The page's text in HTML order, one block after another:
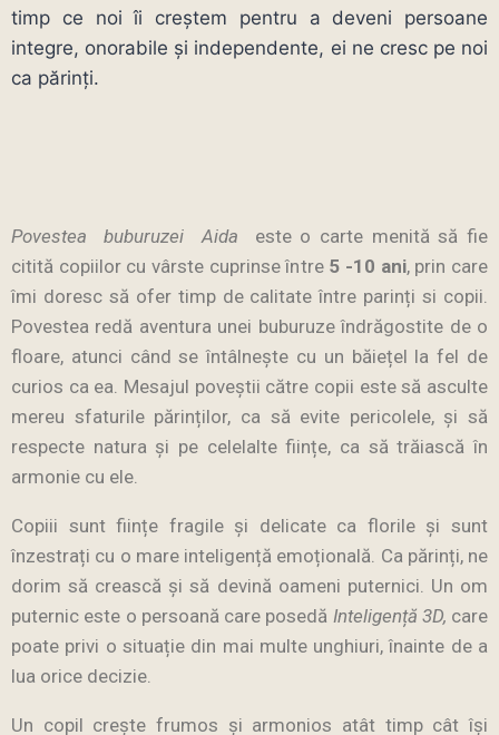
timp ce noi îi creștem pentru a deveni persoane
integre, onorabile și independente, ei ne cresc pe noi
ca părinți.
Povestea buburuzei Aida este o carte menită să fie
citită copiilor cu vârste cuprinse între 5 -10 ani, prin care
îmi doresc să ofer timp de calitate între parinți si copii.
Povestea redă aventura unei buburuze îndrăgostite de o
floare, atunci când se întâlnește cu un băiețel la fel de
curios ca ea. Mesajul poveștii către copii este să asculte
mereu sfaturile părinților, ca să evite pericolele, și să
respecte natura și pe celelalte ființe, ca să trăiască în
armonie cu ele.
Copiii sunt ființe fragile și delicate ca florile și sunt
înzestrați cu o mare inteligență emoțională. Ca părinți, ne
dorim să crească și să devină oameni puternici. Un om
puternic este o persoană care posedă Inteligență 3D, care
poate privi o situație din mai multe unghiuri, înainte de a
lua orice decizie.
Un copil crește frumos și armonios atât timp cât își